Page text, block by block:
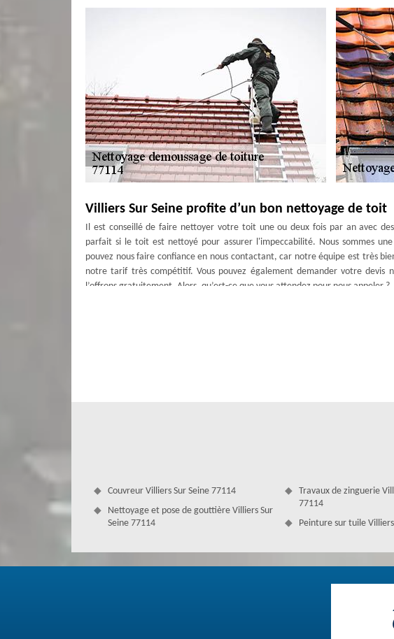
Villiers Sur Seine profite d’un bon nettoyage de toit
Il est conseillé de faire nettoyer votre toit une ou deux fois par an avec
parfait si le toit est nettoyé pour assurer l'impeccabilité. Nous sommes
pouvez nous faire confiance en nous contactant, car notre équipe est très
notre tarif très compétitif. Vous pouvez également demander votre devis
l’offrons gratuitement. Alors, qu’est-ce que vous attendez pour nous appeler ?
Votre toit est l'une des parties les plus précieuses de votre habitation et
pas quand le toit est sale jusqu'à ce que leur compagnie d'assurance leur
Couvreur Villiers Sur Seine 77114
Nettoyage et pose de gouttière Villiers Sur
Seine 77114
Travaux de zinguerie
77114
Peinture sur tuile